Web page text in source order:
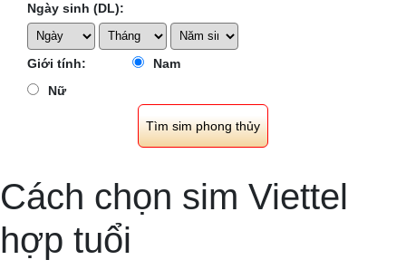
Ngày sinh (DL):
Giới tính:
Nam
Nữ
Cách chọn sim Viettel
hợp tuổi